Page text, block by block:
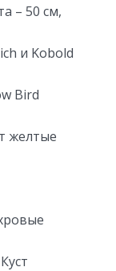
– 50 см,
и Kobold
Bird
желтые